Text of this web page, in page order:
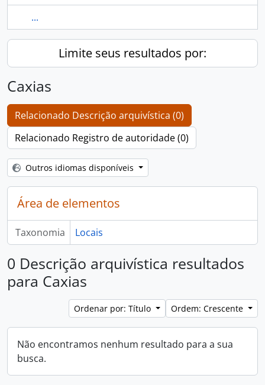
...
Limite seus resultados por:
Caxias
Relacionado Descrição arquivística (0)
Relacionado Registro de autoridade (0)
Outros idiomas disponíveis
Área de elementos
Taxonomia Locais
0 Descrição arquivística resultados
para Caxias
Ordenar por: Título Ordem: Crescente
Não encontramos nenhum resultado para a sua
busca.